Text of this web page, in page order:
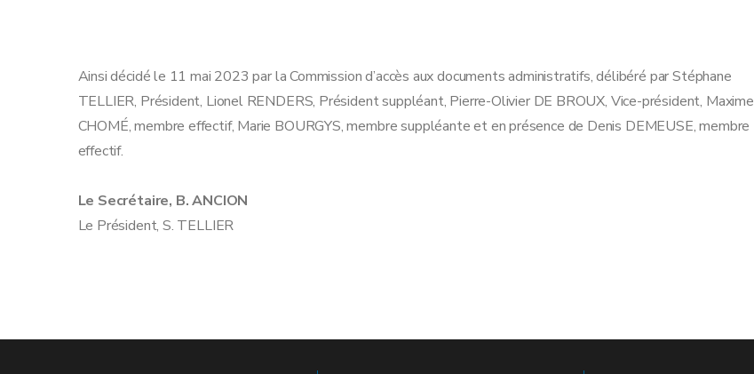
Ainsi décidé le 11 mai 2023 par la Commission d’accès aux documents administratifs, délibéré par Stéphane
TELLIER, Président, Lionel RENDERS, Président suppléant, Pierre-Olivier DE BROUX, Vice-président, Maxime
CHOMÉ, membre effectif, Marie BOURGYS, membre suppléante et en présence de Denis DEMEUSE, membre
effectif.
Le Secrétaire, B. ANCION
Le Président, S. TELLIER